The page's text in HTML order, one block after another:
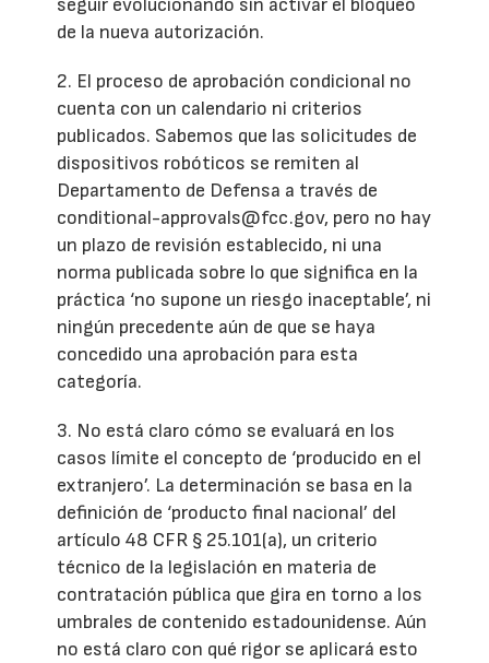
seguir evolucionando sin activar el bloqueo
de la nueva autorización.
2. El proceso de aprobación condicional no
cuenta con un calendario ni criterios
publicados. Sabemos que las solicitudes de
dispositivos robóticos se remiten al
Departamento de Defensa a través de
conditional-approvals@fcc.gov, pero no hay
un plazo de revisión establecido, ni una
norma publicada sobre lo que significa en la
práctica ‘no supone un riesgo inaceptable’, ni
ningún precedente aún de que se haya
concedido una aprobación para esta
categoría.
3. No está claro cómo se evaluará en los
casos límite el concepto de ‘producido en el
extranjero’. La determinación se basa en la
definición de ‘producto final nacional’ del
artículo 48 CFR § 25.101(a), un criterio
técnico de la legislación en materia de
contratación pública que gira en torno a los
umbrales de contenido estadounidense. Aún
no está claro con qué rigor se aplicará esto